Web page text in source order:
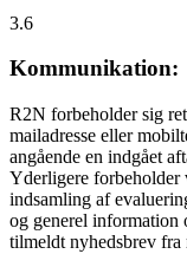
3.6
Kommunikation:
R2N forbeholder sig
mailadresse eller
angående en indgået
Yderligere forbeholder
indsamling af
og generel information
tilmeldt nyhedsbrev fra